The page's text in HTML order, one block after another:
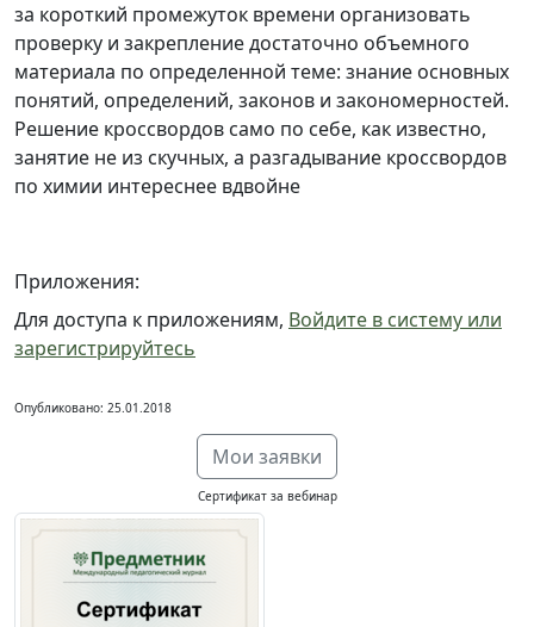
за короткий промежуток времени организовать
проверку и закрепление достаточно объемного
материала по определенной теме: знание основных
понятий, определений, законов и закономерностей.
Решение кроссвордов само по себе, как известно,
занятие не из скучных, а разгадывание кроссвордов
по химии интереснее вдвойне
Приложения:
Для доступа к приложениям, Войдите в систему или
зарегистрируйтесь
Опубликовано: 25.01.2018
Мои заявки
Сертификат за вебинар